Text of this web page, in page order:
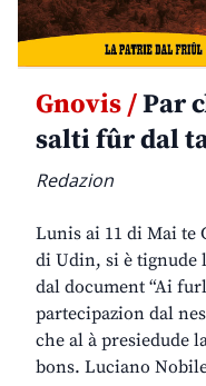
Gnovis /Par
salti fûr dal
Redazion
Lunis ai 11 di Mai te
di Udin, si è tignude
dal document “Ai
partecipazion dal
che al à presiedude
bons. Luciano